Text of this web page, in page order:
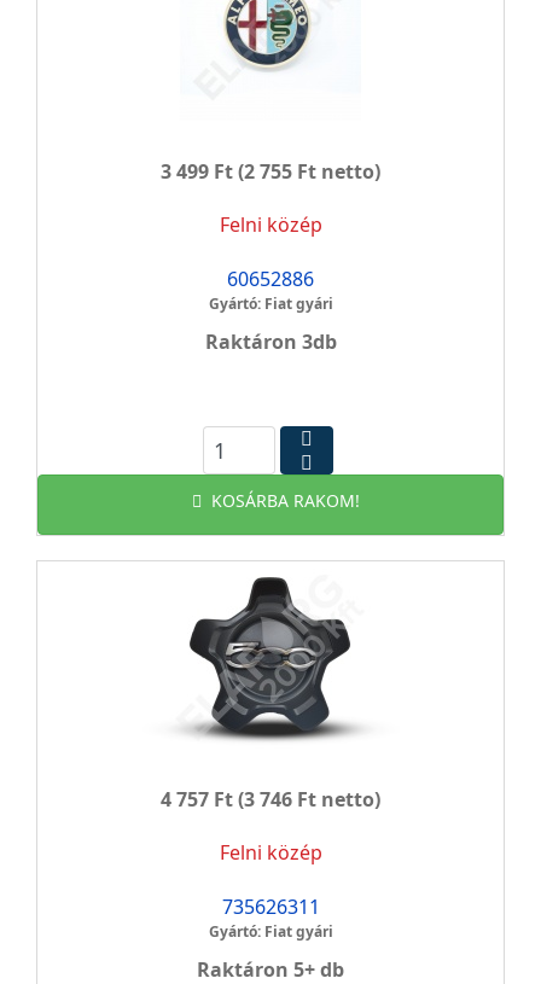
3 499 Ft(2 755 Ft netto)
Felni közép
60652886
Gyártó: Fiat gyári
Raktáron 3db
KOSÁRBA RAKOM!
4 757 Ft(3 746 Ft netto)
Felni közép
735626311
Gyártó: Fiat gyári
Raktáron 5+ db